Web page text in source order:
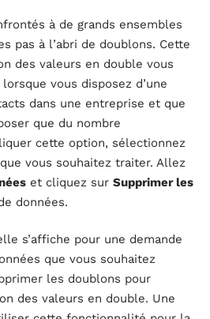
à de grands ensembles
pas à l’abri de doublons. Cette
des valeurs en double vous
vous disposez d’une
dans une entreprise et que
que du nombre
cette option, sélectionnez
vous souhaitez traiter. Allez
et cliquez sur Supprimer les
données.
s’affiche pour une demande
que vous souhaitez
les doublons pour
des valeurs en double. Une